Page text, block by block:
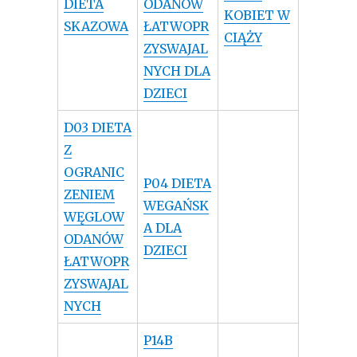
DIETA
SKAZOWA
ODANÓW
ŁATWOPR
ZYSWAJAL
NYCH DLA
DZIECI
KOBIET W
CIĄŻY
D03 DIETA
Z
OGRANIC
ZENIEM
WĘGLOW
ODANÓW
ŁATWOPR
ZYSWAJAL
NYCH
P04 DIETA
WEGAŃSK
A DLA
DZIECI
P14B